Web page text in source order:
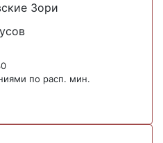
Зори
по расп. мин.